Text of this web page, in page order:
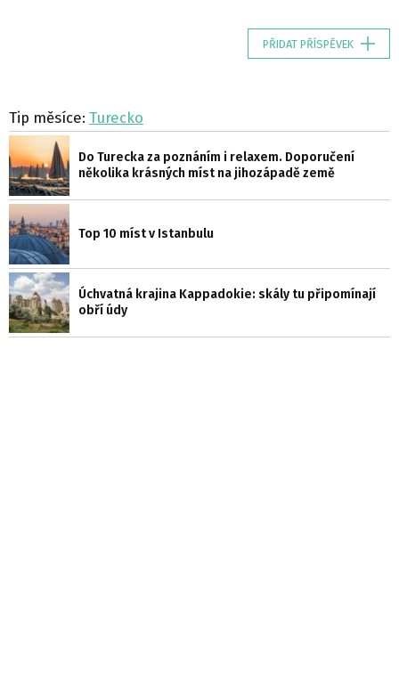
PŘIDAT PŘÍSPĚVEK
Tip měsíce: Turecko
Do Turecka za poznáním i relaxem. Doporučení
několika krásných míst na jihozápadě země
Top 10 míst v Istanbulu
Úchvatná krajina Kappadokie: skály tu připomínají
obří údy